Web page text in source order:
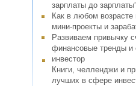
зарплаты до
Как в любом возрасте
мини-проекты и
Развиваем привычку
финансовые тренды и
инвестор
Книги, челленджи и
лучших в сфере